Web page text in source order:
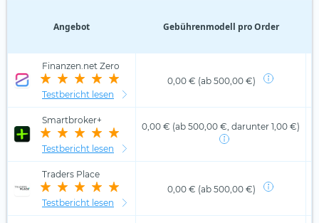
Angebot Gebührenmodell pro Order
Finanzen.net Zero
Testbericht lesen
0,00 € (ab 500,00 €)
Smartbroker+
Testbericht lesen
0,00 € (ab 500,00 €, darunter 1,00 €)
Traders Place
Testbericht lesen
0,00 € (ab 500,00 €)